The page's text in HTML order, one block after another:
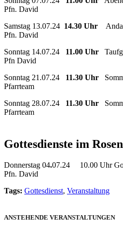
Pfn. David
Samstag 13.07.24 14.30 Uhr
Pfn. David
Sonntag 14.07.24 11.00 Uhr
Pfn David
Sonntag 21.07.24 11.30 Uhr
Pfarrteam
Sonntag 28.07.24 11.30 Uhr
Pfarrteam
Gottesdienste im
Donnerstag 04.07.24 10.00 Uhr
Pfn. David
Tags: Gottesdienst, Veranstaltung
ANSTEHENDE VERANSTALTUNGEN